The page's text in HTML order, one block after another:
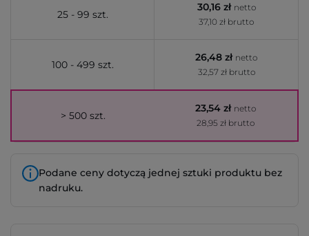
25 - 99 szt.
30,16 zł netto
37,10 zł brutto
100 - 499 szt.
26,48 zł netto
32,57 zł brutto
> 500 szt.
23,54 zł netto
28,95 zł brutto
Podane ceny dotyczą jednej sztuki produktu bez
nadruku.